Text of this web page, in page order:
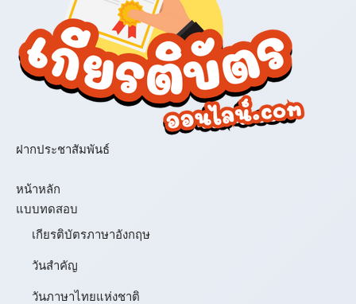
ฝากประชาสัมพันธ์
หน้าหลัก
แบบทดสอบ
เกียรติบัตรภาษาอังกฤษ
วันสำคัญ
วันภาษาไทยแห่งชาติ